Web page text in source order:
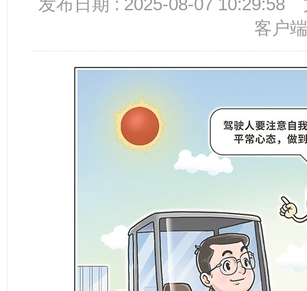
发布日期 : 2025-08-07 10:29:58
客户端